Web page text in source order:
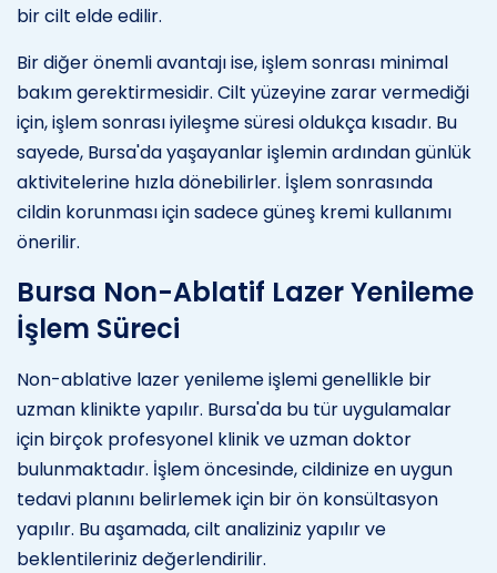
bir cilt elde edilir.
Bir diğer önemli avantajı ise, işlem sonrası minimal
bakım gerektirmesidir. Cilt yüzeyine zarar vermediği
için, işlem sonrası iyileşme süresi oldukça kısadır. Bu
sayede, Bursa'da yaşayanlar işlemin ardından günlük
aktivitelerine hızla dönebilirler. İşlem sonrasında
cildin korunması için sadece güneş kremi kullanımı
önerilir.
Bursa Non-Ablatif Lazer Yenileme
İşlem Süreci
Non-ablative lazer yenileme işlemi genellikle bir
uzman klinikte yapılır. Bursa'da bu tür uygulamalar
için birçok profesyonel klinik ve uzman doktor
bulunmaktadır. İşlem öncesinde, cildinize en uygun
tedavi planını belirlemek için bir ön konsültasyon
yapılır. Bu aşamada, cilt analiziniz yapılır ve
beklentileriniz değerlendirilir.